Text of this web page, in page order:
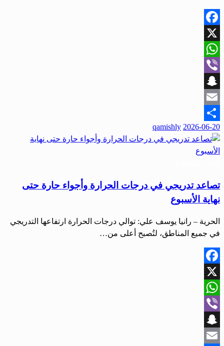
Facebook
X
WhatsApp
Viber
Snapchat
Email
Share
نُشر
في
2026-06-20
qamishly
تصاعد تدريجي في درجات الحرارة وأجواء حارة حتى
نهاية الأسبوع
الحرية – رانيا يوسف علي: توالي درجات الحرارة ارتفاعها التدريجي
في جميع المناطق، لتُصبح أعلى من…
Facebook
X
WhatsApp
Viber
Snapchat